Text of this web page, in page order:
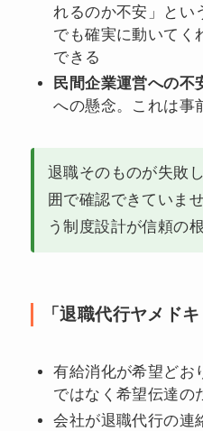
れるのか不安」とい
でも確実に動いてく
できる
民間企業運営への不
への懸念。これは事
退職そのものが失敗
囲で確認できていま
う制度設計が信頼の
「退職代行ヤメド
有給消化が希望どお
ではなく希望伝達の
会社が退職代行の連